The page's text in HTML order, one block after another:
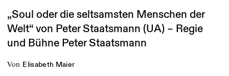
„Soul oder die seltsamsten Menschen der
Welt“ von Peter Staatsmann (UA) – Regie
und Bühne Peter Staatsmann
von Elisabeth Maier